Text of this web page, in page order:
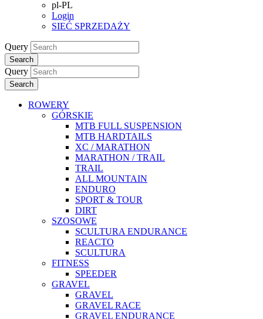
pl-PL
Login
SIEĆ SPRZEDAŻY
Query
Search
Query
Search
ROWERY
GÓRSKIE
MTB FULL SUSPENSION
MTB HARDTAILS
XC / MARATHON
MARATHON / TRAIL
TRAIL
ALL MOUNTAIN
ENDURO
SPORT & TOUR
DIRT
SZOSOWE
SCULTURA ENDURANCE
REACTO
SCULTURA
FITNESS
SPEEDER
GRAVEL
GRAVEL
GRAVEL RACE
GRAVEL ENDURANCE